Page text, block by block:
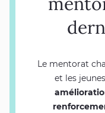
Le mentorat
et les